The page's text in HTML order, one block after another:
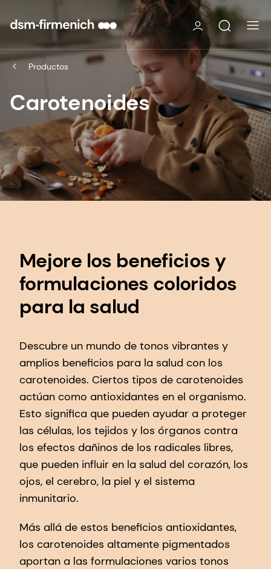
Productos
Carotenoides
Mejore los beneficios y
formulaciones coloridos
para la salud
Descubre un mundo de tonos vibrantes y
amplios beneficios para la salud con los
carotenoides. Ciertos tipos de carotenoides
actúan como antioxidantes en el organismo.
Esto significa que pueden ayudar a proteger
las células, los tejidos y los órganos contra
los efectos dañinos de los radicales libres,
que pueden influir en la salud del corazón, los
ojos, el cerebro, la piel y el sistema
inmunitario.
Más allá de estos beneficios antioxidantes,
los carotenoides altamente pigmentados
aportan a las formulaciones varios tonos